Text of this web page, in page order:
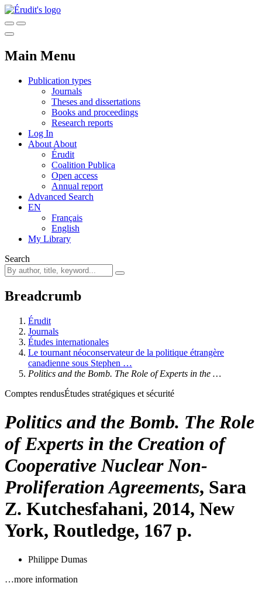
Main Menu
Publication types
Journals
Theses and dissertations
Books and proceedings
Research reports
Log In
About About
Érudit
Coalition Publica
Open access
Annual report
Advanced Search
EN
Français
English
My Library
Search
Breadcrumb
Érudit
Journals
Études internationales
Le tournant néoconservateur de la politique étrangère
canadienne sous Stephen …
Politics and the Bomb. The Role of Experts in the …
Comptes rendusÉtudes stratégiques et sécurité
Politics and the Bomb. The Role
of Experts in the Creation of
Cooperative Nuclear Non-
Proliferation Agreements, Sara
Z. Kutchesfahani, 2014, New
York, Routledge, 167 p.
Philippe Dumas
…more information